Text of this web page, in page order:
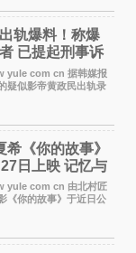
轨爆料！称爆
已提起刑事诉
com cn 据韩媒报
疑似影帝黄政民出轨录
属经纪公司于今日正式
关传闻。 公司表示，
《你的故事》
日上映 记忆与
com cn 由北村匠
《你的故事》于近日公
月27日上映。 本片
编剧由曾执笔《孤独摇